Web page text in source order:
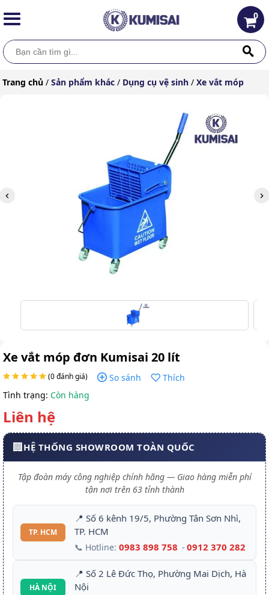
0
Trang chủ / Sản phẩm khác / Dụng cụ vệ sinh / Xe vắt móp
Xe vắt móp đơn Kumisai 20 lít
(0 đánh giá) So sánh
Thích
Tình trạng: Còn hàng
Liên hệ
🏢HỆ THỐNG SHOWROOM TOÀN QUỐC
Tập đoàn máy công nghiệp chính hãng — Giao hàng miễn phí
tận nơi trên 63 tỉnh thành
TP. HCM
📍 Số 6 kênh 19/5, Phường Tân Sơn Nhì,
TP. HCM
📞 Hotline: 0983 898 758 - 0912 370 282
HÀ NỘI
📍 Số 2 Lê Đức Thọ, Phường Mai Dịch, Hà
Nội